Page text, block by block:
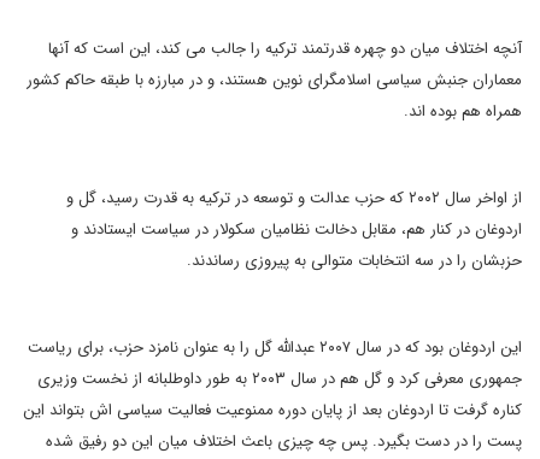
آنچه اختلاف میان دو چهره قدرتمند ترکیه را جالب می کند، این است که آنها
معماران جنبش سیاسی اسلامگرای نوین هستند، و در مبارزه با طبقه حاکم کشور
همراه هم بوده اند.
از اواخر سال ۲۰۰۲ که حزب عدالت و توسعه در ترکیه به قدرت رسید، گل و
اردوغان در کنار هم، مقابل دخالت نظامیان سکولار در سیاست ایستادند و
حزبشان را در سه انتخابات متوالی به پیروزی رساندند.
این اردوغان بود که در سال ۲۰۰۷ عبدالله گل را به عنوان نامزد حزب، برای ریاست
جمهوری معرفی کرد و گل هم در سال ۲۰۰۳ به طور داوطلبانه از نخست وزیری
کناره گرفت تا اردوغان بعد از پایان دوره ممنوعیت فعالیت سیاسی اش بتواند این
پست را در دست بگیرد. پس چه چیزی باعث اختلاف میان این دو رفیق شده